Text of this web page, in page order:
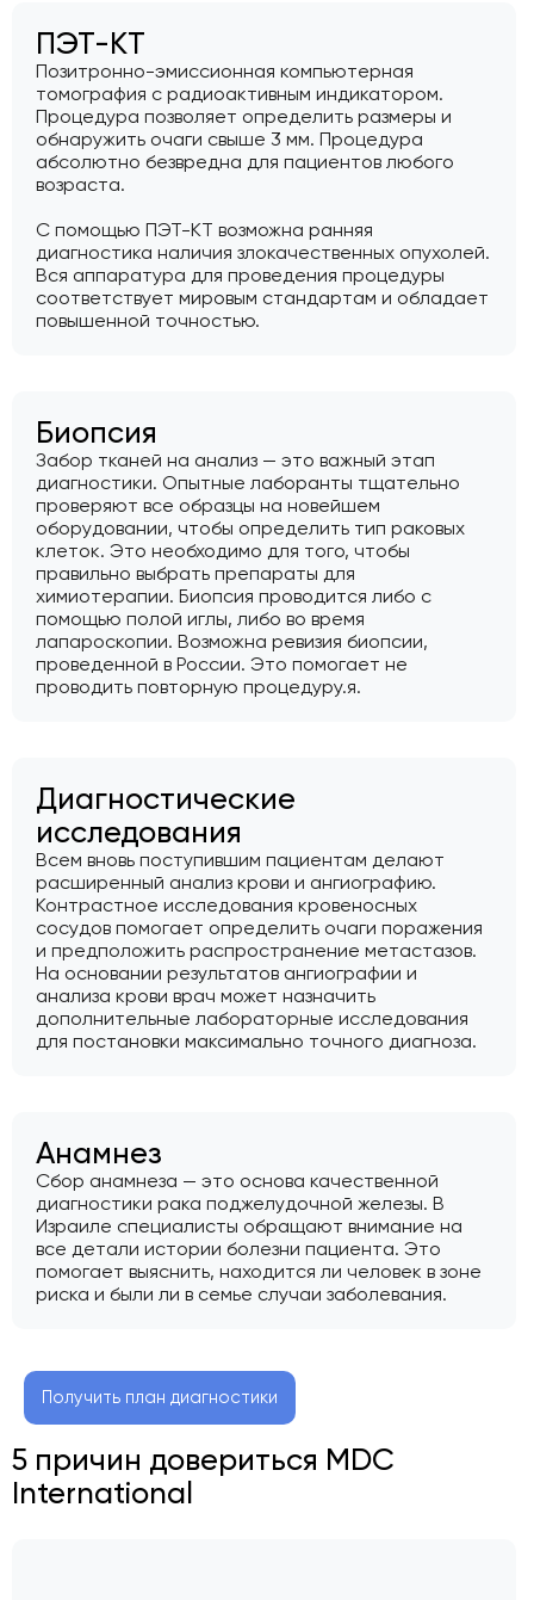
ПЭТ-КТ
Позитронно-эмиссионная компьютерная
томография с радиоактивным индикатором.
Процедура позволяет определить размеры и
обнаружить очаги свыше 3 мм. Процедура
абсолютно безвредна для пациентов любого
возраста.
С помощью ПЭТ-КТ возможна ранняя
диагностика наличия злокачественных опухолей.
Вся аппаратура для проведения процедуры
соответствует мировым стандартам и обладает
повышенной точностью.
Биопсия
Забор тканей на анализ — это важный этап
диагностики. Опытные лаборанты тщательно
проверяют все образцы на новейшем
оборудовании, чтобы определить тип раковых
клеток. Это необходимо для того, чтобы
правильно выбрать препараты для
химиотерапии. Биопсия проводится либо с
помощью полой иглы, либо во время
лапароскопии. Возможна ревизия биопсии,
проведенной в России. Это помогает не
проводить повторную процедуру.я.
Диагностические
исследования
Всем вновь поступившим пациентам делают
расширенный анализ крови и ангиографию.
Контрастное исследования кровеносных
сосудов помогает определить очаги поражения
и предположить распространение метастазов.
На основании результатов ангиографии и
анализа крови врач может назначить
дополнительные лабораторные исследования
для постановки максимально точного диагноза.
Анамнез
Сбор анамнеза — это основа качественной
диагностики рака поджелудочной железы. В
Израиле специалисты обращают внимание на
все детали истории болезни пациента. Это
помогает выяснить, находится ли человек в зоне
риска и были ли в семье случаи заболевания.
Получить план диагностики
5 причин довериться MDC
International